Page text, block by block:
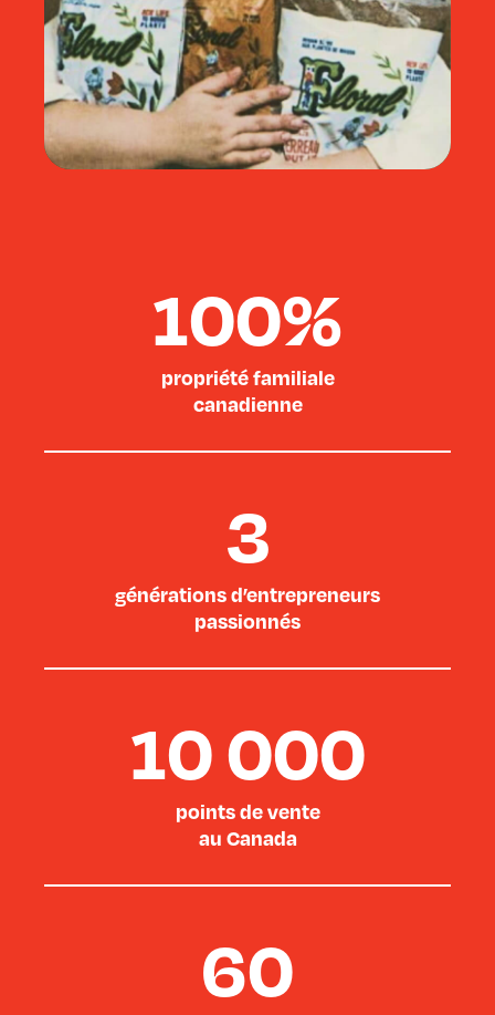
100%
propriété familiale
canadienne
3
générations d’entrepreneurs
passionnés
10 000
points de vente
au Canada
60